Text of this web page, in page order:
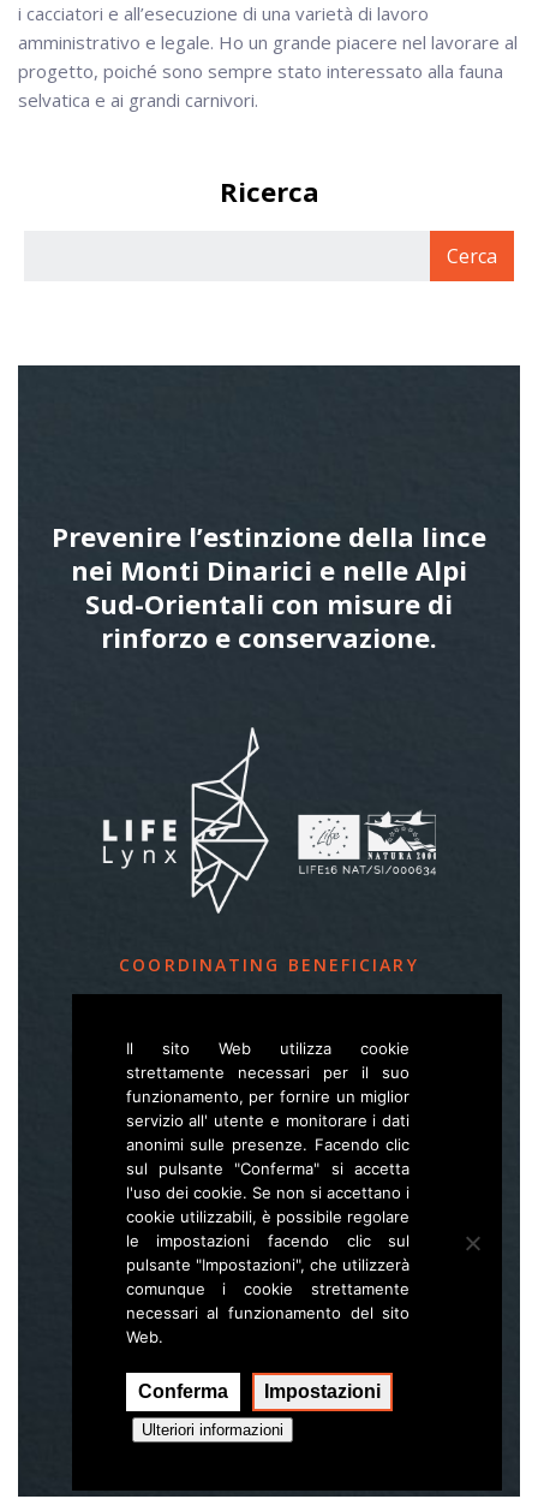
i cacciatori e all’esecuzione di una varietà di lavoro
amministrativo e legale. Ho un grande piacere nel lavorare al
progetto, poiché sono sempre stato interessato alla fauna
selvatica e ai grandi carnivori.
Ricerca
Prevenire l’estinzione della lince
nei Monti Dinarici e nelle Alpi
Sud-Orientali con misure di
rinforzo e conservazione.
COORDINATING BENEFICIARY
Slovenia Forest Service
Večna pot 2, SI – 1000 Ljubljana
E life.lynx.eu@gmail.com
Wwww.zgs.si
Sitemap
Esecuzione:Hal interactive
Il sito Web utilizza cookie
strettamente necessari per il suo
funzionamento, per fornire un miglior
servizio all' utente e monitorare i dati
anonimi sulle presenze. Facendo clic
sul pulsante "Conferma" si accetta
l'uso dei cookie. Se non si accettano i
cookie utilizzabili, è possibile regolare
le impostazioni facendo clic sul
pulsante "Impostazioni", che utilizzerà
comunque i cookie strettamente
necessari al funzionamento del sito
Web.
Conferma Impostazioni
Ulteriori informazioni